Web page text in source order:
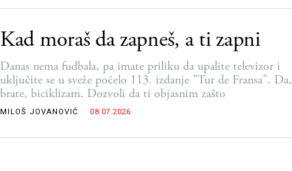
Kad moraš da zapneš, a ti zapni
Danas nema fudbala, pa imate priliku da upalite televizor i
uključite se u sveže počelo 113. izdanje "Tur de Fransa". Da,
brate, biciklizam. Dozvoli da ti objasnim zašto
MILOŠ JOVANOVIĆ 08.07.2026.